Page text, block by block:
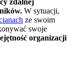
zdalnej
W sytuacji,
ze swoim
swoje
organizacji